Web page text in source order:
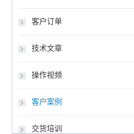
客户订单
技术文章
操作视频
客户案例
交货培训